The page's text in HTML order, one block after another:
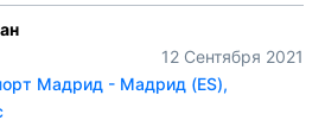
12 Сентября 2021
Мадрид - Мадрид (ES),